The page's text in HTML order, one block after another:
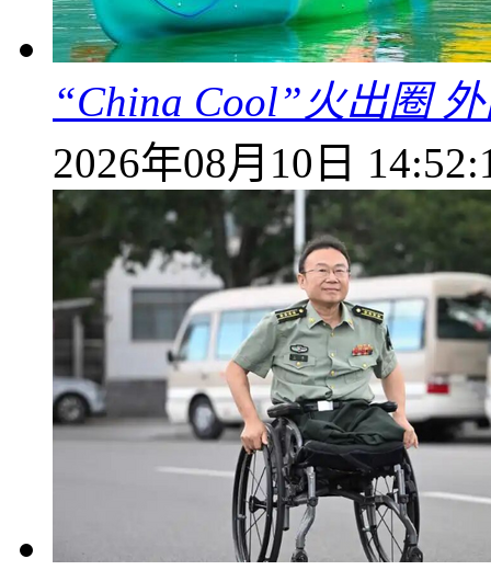
“China Cool”火出圈
2026年08月10日